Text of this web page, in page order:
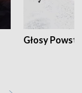
Głosy